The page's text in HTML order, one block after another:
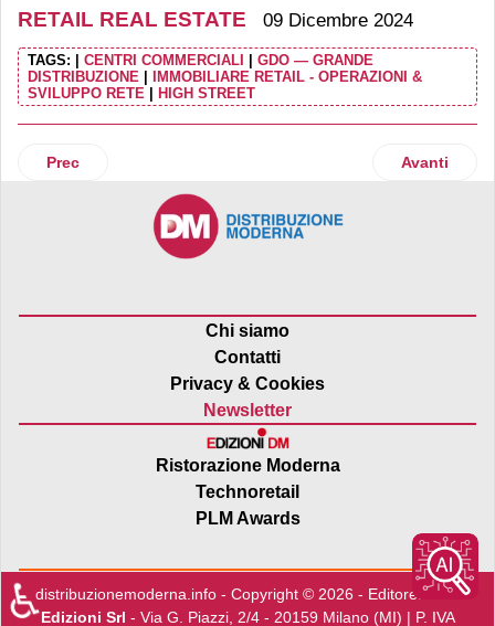
RETAIL REAL ESTATE 09 Dicembre 2024
TAGS: CENTRI COMMERCIALI
GDO — GRANDE
DISTRIBUZIONE
IMMOBILIARE RETAIL - OPERAZIONI &
SVILUPPO RETE
HIGH STREET
Articolo precedente: A Torre Annunziata inaugura Maximall
Prec Articolo
Avanti
Chi siamo
Contatti
Privacy & Cookies
Newsletter
Ristorazione Moderna
Technoretail
PLM Awards
distribuzionemoderna.info - Copyright © 2026 - Editore:Edra
Edizioni Srl - Via G. Piazzi, 2/4 - 20159 Milano (MI) | P. IVA